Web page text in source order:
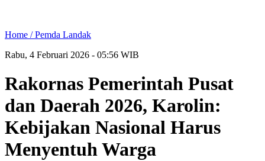
Home /Pemda Landak
Rabu, 4 Februari 2026 - 05:56 WIB
Rakornas Pemerintah Pusat
dan Daerah 2026, Karolin:
Kebijakan Nasional Harus
Menyentuh Warga